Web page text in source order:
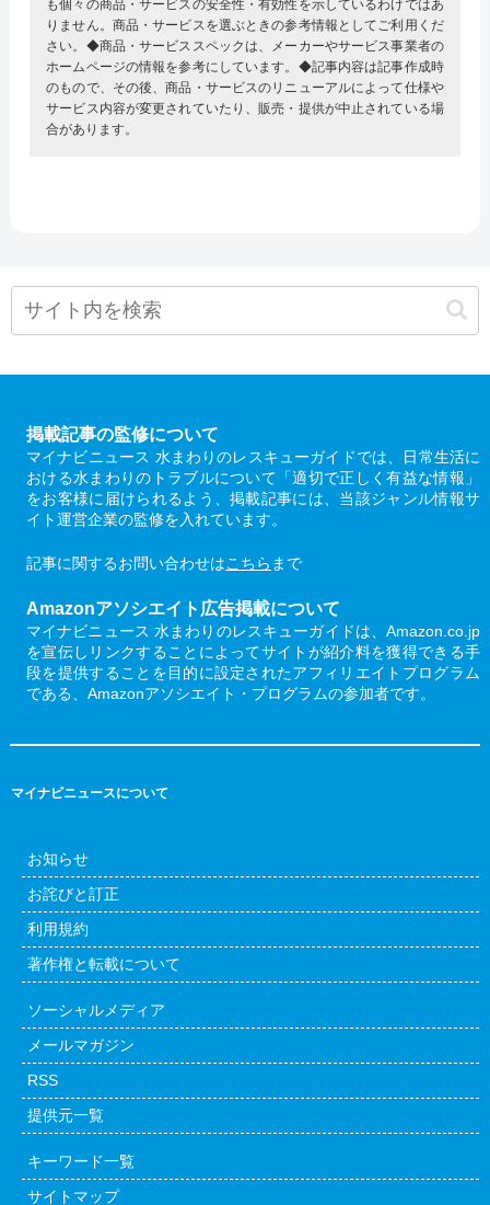
も個々の商品・サービスの安全性・有効性を示しているわけではあ
りません。商品・サービスを選ぶときの参考情報としてご利用くだ
さい。◆商品・サービススペックは、メーカーやサービス事業者の
ホームページの情報を参考にしています。◆記事内容は記事作成時
のもので、その後、商品・サービスのリニューアルによって仕様や
サービス内容が変更されていたり、販売・提供が中止されている場
合があります。
掲載記事の監修について
マイナビニュース 水まわりのレスキューガイドでは、日常生活に
おける水まわりのトラブルについて「適切で正しく有益な情報」
をお客様に届けられるよう、掲載記事には、当該ジャンル情報サ
イト運営企業の監修を入れています。
記事に関するお問い合わせはこちら まで
Amazonアソシエイト広告掲載について
マイナビニュース 水まわりのレスキューガイドは、Amazon.co.jp
を宣伝しリンクすることによってサイトが紹介料を獲得できる手
段を提供することを目的に設定されたアフィリエイトプログラム
である、Amazonアソシエイト・プログラムの参加者です。
マイナビニュースについて
お知らせ
お詫びと訂正
利用規約
著作権と転載について
ソーシャルメディア
メールマガジン
RSS
提供元一覧
キーワード一覧
サイトマップ